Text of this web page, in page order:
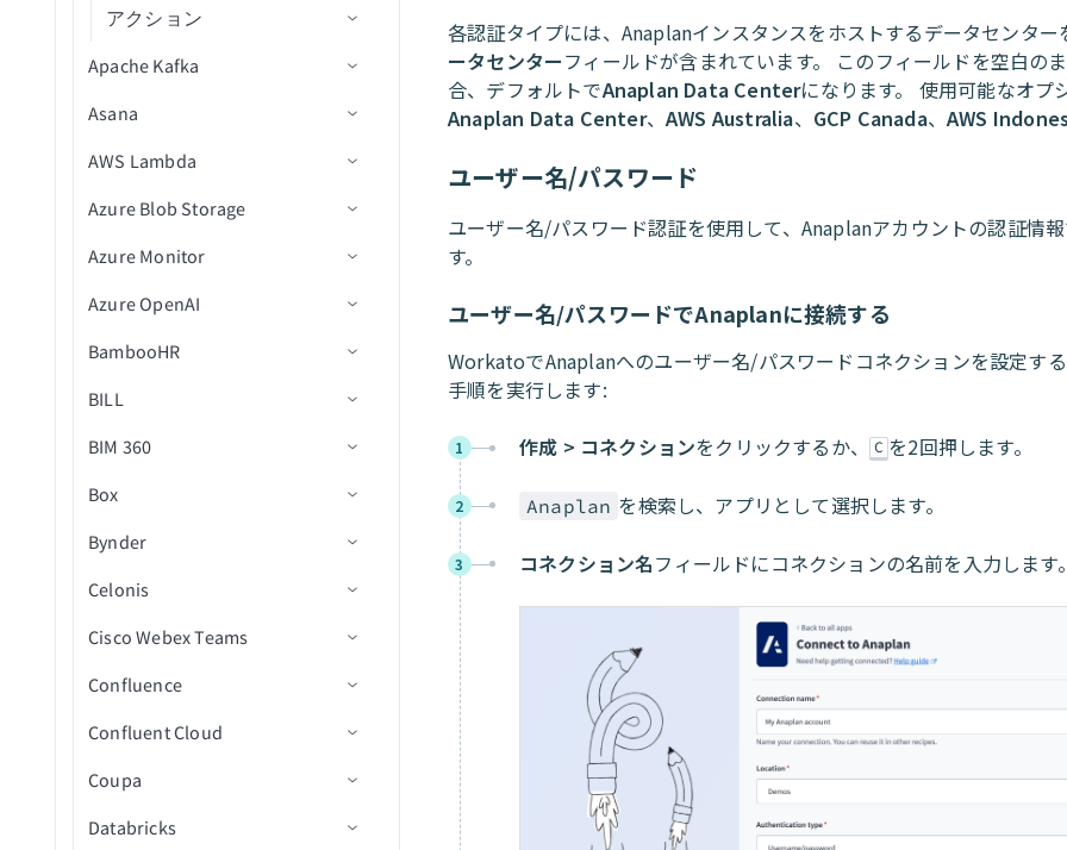
Miro
Namely End User
Namely Workforce Intelligence
Notion Databases
Notionページ
Oktaエンドユーザー
OneDrive
Outlook Calendar
Outlook Contacts
Outlook Email
Outreach Sales Engagement
QuickBooks Online AP and
Jiraを設定
Marketoを設定
NetSuite2を設定
Oracleを設定
Oracle Fusion Cloudを設定
Outreachを設定
Salesforceを設定
SAP Data Agentを設定
SAP BW OHDの設定
ServiceNowを設定
Shopifyを設定
Snowflakeを設定
SQL Serverを設定（宛先）
SQL Serverを設定（ソース）
Stripeを設定
Workdayを設定
Workday RaaSを設定
Zendeskを設定
Zuoraを設定
ント（テーブルウィジェッ
て
ワークフロータスクをプロ
グラムで完了
リクエストを削除
アクティビティ履歴を取得
（batch）
ユーザーを招待
データをコンポーネントに
チ）
リクエストを共有
リクエストを更新
共有解除リクエスト
ユーザーを組織単位に移動
グループからユーザーを削
定
エントリを更新
チ）
メッセージを受信
メッセージを削除
ーティング
アクション
ダンプファイルをダウンロ
を実行
データインポートバッチを
実行
削除バッチを実行
ファイルのアップロード
Apache Kafka
コネクション設定
トリガー
新規メッセージ
新規メッセージ（バッチ）
アクション
メッセージを公開
メッセージを公開（バッ
Asana
コネクション設定
トリガー
新規イベント
新規/更新済みタスク
アクション
セクションにタスクを追加
サブタスクを作成
タスクを作成
IDでプロジェクト詳細を取
取得（batch）
IDでタスク詳細を取得
タグ付きのすべてのタスク
ユーザーを一覧表示(バッ
AWS Lambda
コネクション設定
出力スキーマ定義
JSON出力定義
プリミティブ出力
Azure Blob Storage
コネクション設定
トリガー
新規Blob(リアルタイム)
New event（リアルタイム）
アクション
Blobコンテンツをダウンロ
Azure Monitor
コネクション設定
アクション
カスタムログを送信
Azure OpenAI
コネクション設定
アクション
テキストプロンプトを完了
テキスト埋め込みを生成
ChatGPTにメッセージを送
BambooHR
コネクション設定
トリガー
新規従業員（リアルタイ
タイム）
カスタム従業員レポートを
アクション
従業員を作成
従業員のテーブルレコード
を更新
BambooHR 403 Forbiddenエラ
BILL
コネクション設定
トリガー
新規レコード
新規/更新済みレコード
アクション
レコードを検索（バッチ）
請求書に明細を追加
レコードの作成
レコードの削除
支払いデータを取得
IDによるレコード詳細の取
BIM 360
コネクション設定
トリガー
プロジェクトフォルダ内の
メント
フォルダおよびサブフォル
ダ内の新規または更新済み
プロジェクト内の新規また
は更新済み課題（V2）
アクション
プロジェクトで課題を作成
トを作成
プロジェクト内のコストド
キュメントをダウンロード
Box
コネクション設定
トリガー
フォルダ内の新規/更新済み
イル（バッチ）
フォルダ内の新規/更新済み
CSVファイル（バッチ）
アクション
ファイルにコメントを追加
署名リクエストをキャンセ
コピー
Bynder
コネクション設定
トリガー
新規アセット
新規/更新済みアセット
アクション
レコードの検索
IDによるレコード詳細の取
Celonis
コネクション設定
Cisco Webex Teams
コネクション設定
トリガー
新規メッセージ
新規ボタン送信
アクション
ルームにユーザーを追加
Confluence
コネクション設定
アクション
ページを作成
Confluent Cloud
コネクション設定
トリガー
Coupa
コネクション設定
Databricks
各認証タイプには、Anaplanインスタンスをホストするデータセンター
ータセンターフィールドが含まれています。 このフィールドを空白の
合、デフォルトでAnaplan Data Centerになります。 使用可能なオプ
Anaplan Data Center、AWS Australia、 GCP Canada、AWS
ユーザー名/パスワード
ユーザー名/パスワード認証を使用して、Anaplanアカウントの認証情
す。
ユーザー名/パスワードでAnaplanに接続する
WorkatoでAnaplanへのユーザー名/パスワードコネクションを設定す
手順を実行します:
1 作成 > コネクションをクリックするか、 C を2回押します。
2 Anaplan を検索し、アプリとして選択します。
3 コネクション名フィールドにコネクションの名前を入力します。